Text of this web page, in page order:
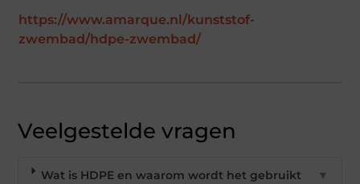
https://www.amarque.nl/kunststof-
zwembad/hdpe-zwembad/
Veelgestelde vragen
Wat is HDPE en waarom wordt het gebruikt
▼